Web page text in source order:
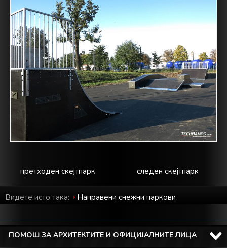
следен скејтпарк
претходен скејтпарк
Видете исто така: Направени снежни паркови
ПОМОШ ЗА АРХИТЕКТИТЕ И ОФИЦИЈАЛНИТЕ ЛИЦА